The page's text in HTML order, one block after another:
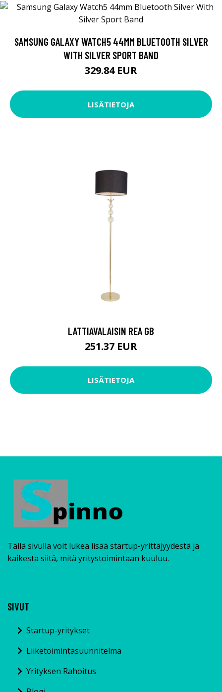
SAMSUNG GALAXY WATCH5 44MM BLUETOOTH SILVER
WITH SILVER SPORT BAND
329.84 EUR
LISÄTIETOJA
LATTIAVALAISIN REA GB
251.37 EUR
LISÄTIETOJA
Tällä sivulla voit lukea lisää startup-yrittäjyydestä ja
kaikesta siitä, mitä yritystoimintaan kuuluu.
SIVUT
Startup-yritykset
Liiketoimintasuunnitelma
Yrityksen Rahoitus